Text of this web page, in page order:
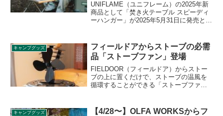
UNIFLAME（ユニフレーム）の2025年新
商品として「焚き火テーブル スピーディ
ーハンガー」が2025年5月31日に発売とな
クで、小型のLEDランタンを吊るして、
天板を照らすことができます。詳細をレ
ビューします。
キャンプグッズ
フィールドアからストーブの必需
品「ストーブファン」登場
FIELDOOR（フィールドア）からストー
ブの上に置くだけで、ストーブの温風を
循環することができる「ストーブファ
っています。詳細をレビューします。
キャンプグッズ
【4/28〜】OLFA WORKSからフ